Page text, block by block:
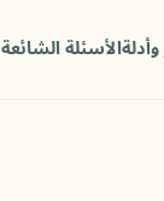
الأسئلة الشائعة